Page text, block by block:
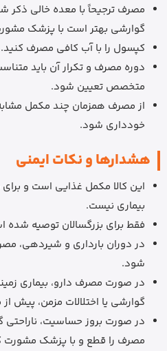
مصرف ترجیحاً با معده خالی
گوارشی بهتر است با پزشک
کپسول را با آب کافی مصرف کنید.
دوره مصرف و تکرار آن باید
متخصص تعیین شود.
از مصرف همزمان چند مکمل
خودداری شود.
هشدارها و نکات ایمنی
این کالا مکمل غذایی است و
بیماری نیست.
فقط برای بزرگسالان توصیه شده
در دوران بارداری و شیردهی،
شود.
در صورت مصرف دارو، بیماری
گوارشی یا اختلالات مزمن،
در صورت بروز حساسیت، ناراحتی
مصرف را قطع و با پزشک مشورت